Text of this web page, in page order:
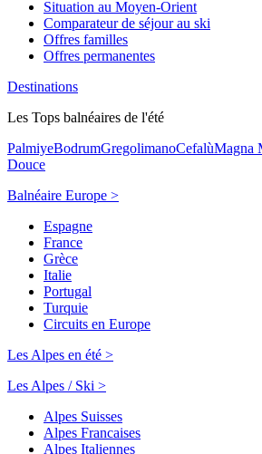
Situation au Moyen-Orient
Comparateur de séjour au ski
Offres familles
Offres permanentes
Destinations
Les Tops balnéaires de l'été
PalmiyeBodrumGregolimanoCefalùMagna
Douce
Balnéaire Europe >
Espagne
France
Grèce
Italie
Portugal
Turquie
Circuits en Europe
Les Alpes en été >
Les Alpes / Ski >
Alpes Suisses
Alpes Francaises
Alpes Italiennes